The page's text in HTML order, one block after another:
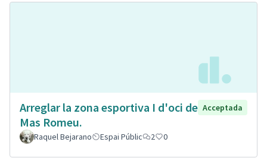
Arreglar la zona esportiva I d'oci de
Mas Romeu.
Acceptada
Raquel Bejarano Espai Públic 2 0